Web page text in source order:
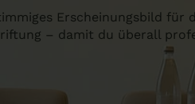
Erscheinungsbild für
– damit du überall